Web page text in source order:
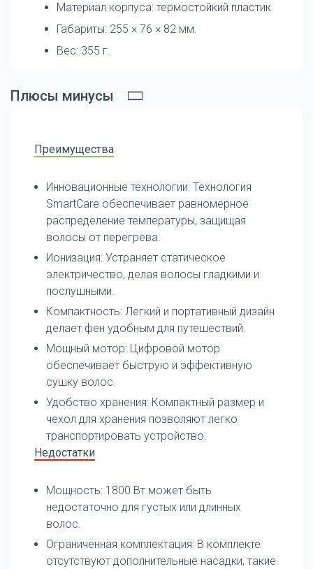
Материал корпуса: термостойкий пластик
Габариты: 255 × 76 × 82 мм.
Вес: 355 г.
Плюсы минусы
Преимущества
Инновационные технологии: Технология
SmartCare обеспечивает равномерное
распределение температуры, защищая
волосы от перегрева.
Ионизация: Устраняет статическое
электричество, делая волосы гладкими и
послушными.
Компактность: Легкий и портативный дизайн
делает фен удобным для путешествий.
Мощный мотор: Цифровой мотор
обеспечивает быструю и эффективную
сушку волос.
Удобство хранения: Компактный размер и
чехол для хранения позволяют легко
транспортировать устройство.
Недостатки
Мощность: 1800 Вт может быть
недостаточно для густых или длинных
волос.
Ограниченная комплектация: В комплекте
отсутствуют дополнительные насадки, такие